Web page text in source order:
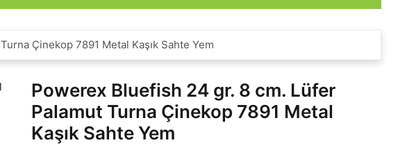
Çinekop 7891 Metal Kaşık Sahte Yem
Powerex Bluefish 24 gr. 8 cm. Lüfer
Palamut Turna Çinekop 7891 Metal
Kaşık Sahte Yem